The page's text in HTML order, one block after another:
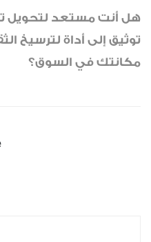
هل أنت مستعد لتحويل
توثيق إلى أداة لترسيخ
مكانتك في السوق؟